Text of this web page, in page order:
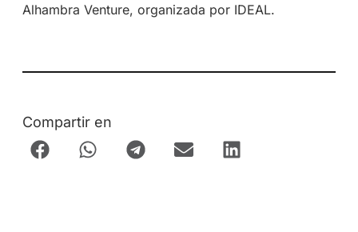
Alhambra Venture, organizada por IDEAL.
Compartir en